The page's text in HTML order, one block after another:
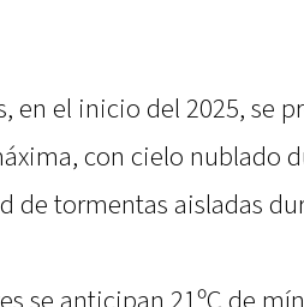
en el inicio del 2025, se
con cielo nublado
de tormentas aisladas